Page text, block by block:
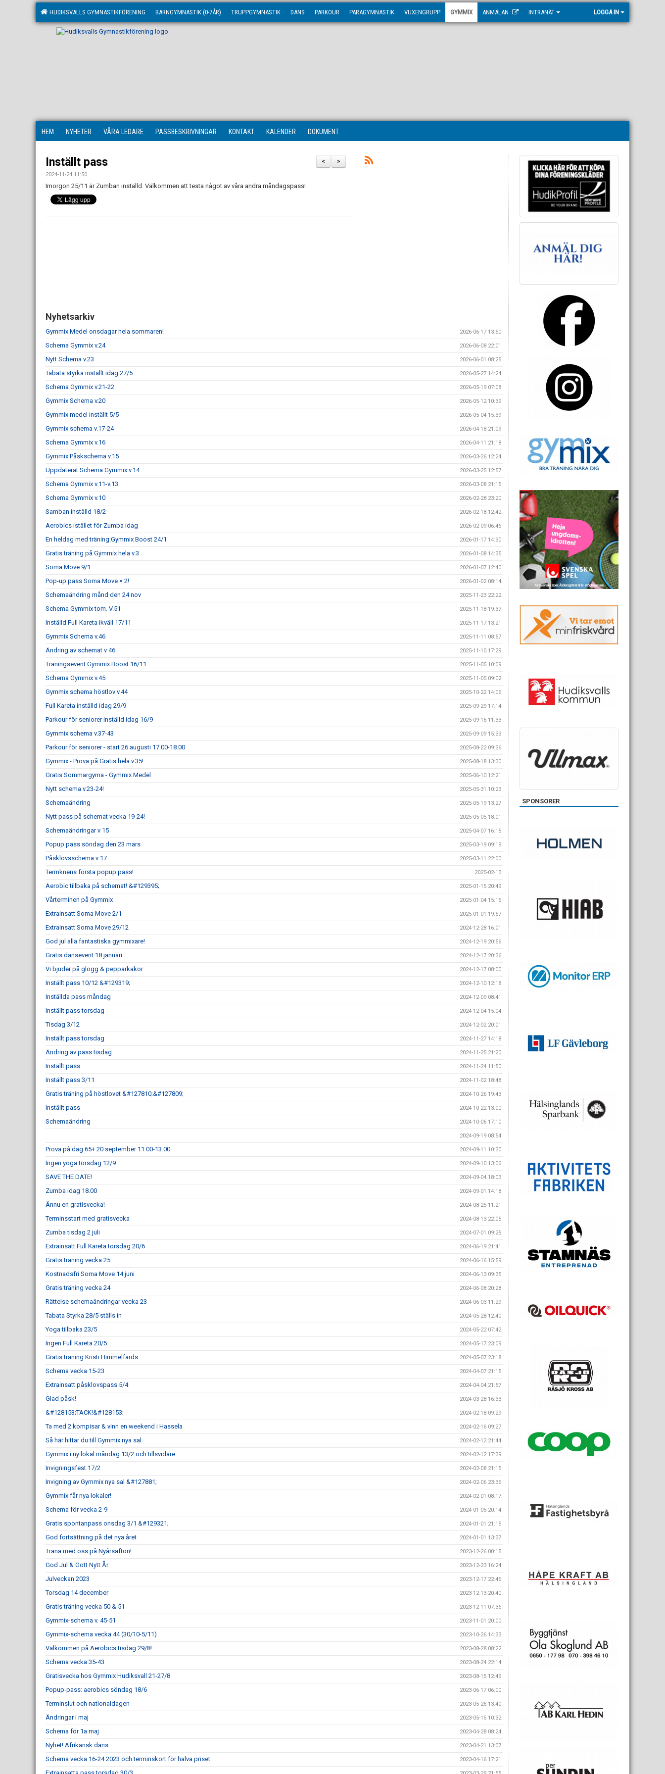
HUDIKSVALLS GYMNASTIKFÖRENING BARNGYMNASTIK (0-7ÅR) TRUPPGYMNASTIK DANS PARKOUR PARAGYMNASTIK VUXENGRUPP GYMMIX ANMÄLAN INTRANÄT LOGGA IN
HEM NYHETER VÅRA LEDARE PASSBESKRIVNINGAR KONTAKT KALENDER DOKUMENT
>
<
Inställt pass
2024-11-24 11:50
Imorgon 25/11 är Zumban inställd. Välkommen att testa något av våra andra måndagspass!
Nyhetsarkiv
Gymmix Medel onsdagar hela sommaren! 2026-06-17 13:50
Schema Gymmix v.24 2026-06-08 22:01
Nytt Schema v.23 2026-06-01 08:25
Tabata styrka inställt idag 27/5 2026-05-27 14:24
Schema Gymmix v.21-22 2026-05-19 07:08
Gymmix Schema v.20 2026-05-12 10:39
Gymmix medel inställt 5/5 2026-05-04 15:39
Gymmix schema v.17-24 2026-04-18 21:09
Schema Gymmix v.16 2026-04-11 21:18
Gymmix Påskschema v.15 2026-03-26 12:24
Uppdaterat Schema Gymmix v.14 2026-03-25 12:57
Schema Gymmix v.11-v.13 2026-03-08 21:15
Schema Gymmix v.10 2026-02-28 23:20
Samban inställd 18/2 2026-02-18 12:42
Aerobics istället för Zumba idag 2026-02-09 06:46
En heldag med träning:Gymmix Boost 24/1 2026-01-17 14:30
Gratis träning på Gymmix hela v.3 2026-01-08 14:35
Soma Move 9/1 2026-01-07 12:40
Pop-up pass Soma Move × 2! 2026-01-02 08:14
Schemaändring månd den 24 nov 2025-11-23 22:22
Schema Gymmix tom. V.51 2025-11-18 19:37
Inställd Full Kareta ikväll 17/11 2025-11-17 13:21
Gymmix Schema v.46 2025-11-11 08:57
Ändring av schemat v 46. 2025-11-10 17:29
Träningsevent Gymmix Boost 16/11 2025-11-05 10:09
Schema Gymmix v.45 2025-11-05 09:02
Gymmix schema höstlov v.44 2025-10-22 14:06
Full Kareta inställd idag 29/9 2025-09-29 17:14
Parkour för seniorer inställd idag 16/9 2025-09-16 11:33
Gymmix schema v.37-43 2025-09-09 15:33
Parkour för seniorer - start 26 augusti 17.00-18.00 2025-08-22 09:36
Gymmix - Prova på Gratis hela v.35! 2025-08-18 13:30
Gratis Sommargyma - Gymmix Medel 2025-06-10 12:21
Nytt schema v.23-24! 2025-05-31 10:23
Schemaändring 2025-05-19 13:27
Nytt pass på schemat vecka 19-24! 2025-05-05 18:01
Schemaändringar v 15 2025-04-07 16:15
Popup pass söndag den 23 mars 2025-03-19 09:19
Påsklovsschema v 17 2025-03-11 22:00
Termknens första popup pass! 2025-02-13
Aerobic tillbaka på schemat! &#129395; 2025-01-15 20:49
Vårterminen på Gymmix 2025-01-04 15:16
Extrainsatt Soma Move 2/1 2025-01-01 19:57
Extrainsatt Soma Move 29/12 2024-12-28 16:01
God jul alla fantastiska gymmixare! 2024-12-19 20:56
Gratis dansevent 18 januari 2024-12-17 20:36
Vi bjuder på glögg & pepparkakor 2024-12-17 08:00
Inställt pass 10/12 &#129319; 2024-12-10 12:18
Inställda pass måndag 2024-12-09 08:41
Inställt pass torsdag 2024-12-04 15:04
Tisdag 3/12 2024-12-02 20:01
Inställt pass torsdag 2024-11-27 14:18
Ändring av pass tisdag 2024-11-25 21:20
Inställt pass 2024-11-24 11:50
Inställt pass 3/11 2024-11-02 18:48
Gratis träning på höstlovet &#127810;&#127809; 2024-10-26 19:43
Inställt pass 2024-10-22 13:00
Schemaändring 2024-10-06 17:10
2024-09-19 08:54
Prova på dag 65+ 20 september 11.00-13.00 2024-09-11 10:30
Ingen yoga torsdag 12/9 2024-09-10 13:06
SAVE THE DATE! 2024-09-04 18:03
Zumba idag 18.00 2024-09-01 14:18
Ännu en gratisvecka! 2024-08-25 11:21
Terminsstart med gratisvecka 2024-08-13 22:05
Zumba tisdag 2 juli 2024-07-01 09:25
Extrainsatt Full Kareta torsdag 20/6 2024-06-19 21:41
Gratis träning vecka 25 2024-06-16 15:59
Kostnadsfri Soma Move 14 juni 2024-06-13 09:35
Gratis träning vecka 24 2024-06-08 20:28
Rättelse schemaändringar vecka 23 2024-06-03 11:29
Tabata Styrka 28/5 ställs in 2024-05-28 12:40
Yoga tillbaka 23/5 2024-05-22 07:42
Ingen Full Kareta 20/5 2024-05-17 23:09
Gratis träning Kristi Himmelfärds 2024-05-07 23:18
Schema vecka 15-23 2024-04-07 21:15
Extrainsatt påsklovspass 5/4 2024-04-04 21:57
Glad påsk! 2024-03-28 16:33
&#128153;TACK!&#128153; 2024-02-18 09:29
Ta med 2 kompisar & vinn en weekend i Hassela 2024-02-16 09:27
Så här hittar du till Gymmix nya sal 2024-02-12 21:44
Gymmix i ny lokal måndag 13/2 och tillsvidare 2024-02-12 17:39
Invigningsfest 17/2 2024-02-08 21:15
Invigning av Gymmix nya sal &#127881; 2024-02-06 23:36
Gymmix får nya lokaler! 2024-02-01 08:17
Schema för vecka 2-9 2024-01-05 20:14
Gratis spontanpass onsdag 3/1 &#129321; 2024-01-01 21:15
God fortsättning på det nya året 2024-01-01 13:37
Träna med oss på Nyårsafton! 2023-12-26 00:15
God Jul & Gott Nytt År 2023-12-23 16:24
Julveckan 2023 2023-12-17 22:46
Torsdag 14 december 2023-12-13 20:40
Gratis träning vecka 50 & 51 2023-12-11 07:36
Gymmix-schema v. 45-51 2023-11-01 20:00
Gymmix-schema vecka 44 (30/10-5/11) 2023-10-26 14:33
Välkommen på Aerobics tisdag 29/8! 2023-08-28 08:22
Schema vecka 35-43 2023-08-24 22:14
Gratisvecka hos Gymmix Hudiksvall 21-27/8 2023-08-15 12:49
Popup-pass: aerobics söndag 18/6 2023-06-17 06:00
Terminslut och nationaldagen 2023-05-26 13:40
Ändringar i maj 2023-05-15 10:32
Schema för 1a maj 2023-04-28 08:24
Nyhet! Afrikansk dans 2023-04-21 13:07
Schema vecka 16-24 2023 och terminskort för halva priset 2023-04-16 17:21
SPONSORER